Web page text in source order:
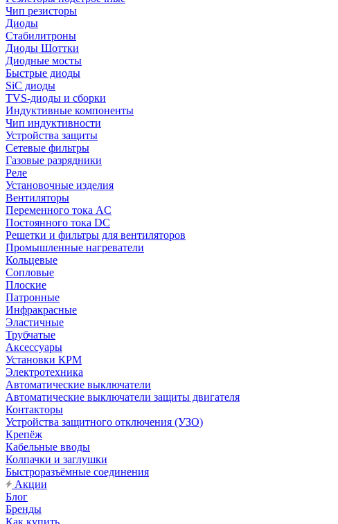
Чип резисторы
Диоды
Стабилитроны
Диоды Шоттки
Диодные мосты
Быстрые диоды
SiC диоды
TVS-диоды и сборки
Индуктивные компоненты
Чип индуктивности
Устройства защиты
Сетевые фильтры
Газовые разрядники
Реле
Установочные изделия
Вентиляторы
Переменного тока AC
Постоянного тока DC
Решетки и фильтры для вентиляторов
Промышленные нагреватели
Кольцевые
Сопловые
Плоские
Патронные
Инфракрасные
Эластичные
Трубчатые
Аксессуары
Установки КРМ
Электротехника
Автоматические выключатели
Автоматические выключатели защиты двигателя
Контакторы
Устройства защитного отключения (УЗО)
Крепёж
Кабельные вводы
Колпачки и заглушки
Быстроразъёмные соединения
Акции
Блог
Бренды
Как купить